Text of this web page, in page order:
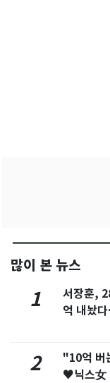
많이 본 뉴스
1
서장훈,
억 내놨
2
"10억 버
♥닉스女